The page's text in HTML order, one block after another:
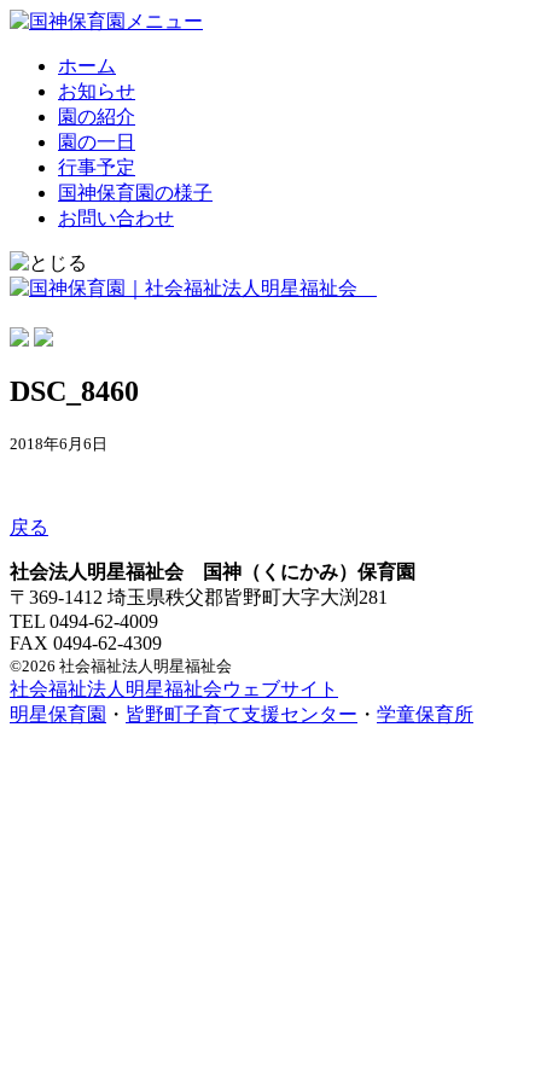
ホーム
お知らせ
園の紹介
園の一日
行事予定
国神保育園の様子
お問い合わせ
DSC_8460
2018年6月6日
戻る
社会法人明星福祉会 国神（くにかみ）保育園
〒369-1412 埼玉県秩父郡皆野町大字大渕281
TEL 0494-62-4009
FAX 0494-62-4309
©2026 社会福祉法人明星福祉会
社会福祉法人明星福祉会ウェブサイト
明星保育園 ・ 皆野町子育て支援センター ・ 学童保育所